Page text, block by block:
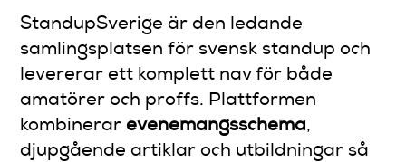
StandupSverige är den ledande
samlingsplatsen för svensk standup och
levererar ett komplett nav för både
amatörer och proffs. Plattformen
kombinerarevenemangsschema,
djupgående artiklar och utbildningar så